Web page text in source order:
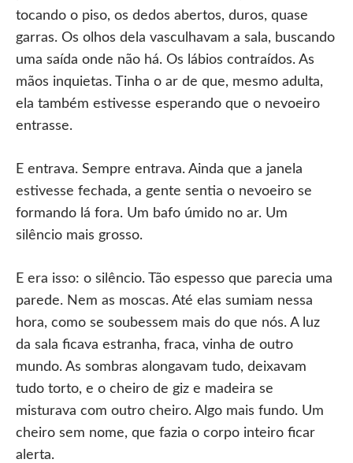
tocando o piso, os dedos abertos, duros, quase
garras. Os olhos dela vasculhavam a sala, buscando
uma saída onde não há. Os lábios contraídos. As
mãos inquietas. Tinha o ar de que, mesmo adulta,
ela também estivesse esperando que o nevoeiro
entrasse.
E entrava. Sempre entrava. Ainda que a janela
estivesse fechada, a gente sentia o nevoeiro se
formando lá fora. Um bafo úmido no ar. Um
silêncio mais grosso.
E era isso: o silêncio. Tão espesso que parecia uma
parede. Nem as moscas. Até elas sumiam nessa
hora, como se soubessem mais do que nós. A luz
da sala ficava estranha, fraca, vinha de outro
mundo. As sombras alongavam tudo, deixavam
tudo torto, e o cheiro de giz e madeira se
misturava com outro cheiro. Algo mais fundo. Um
cheiro sem nome, que fazia o corpo inteiro ficar
alerta.